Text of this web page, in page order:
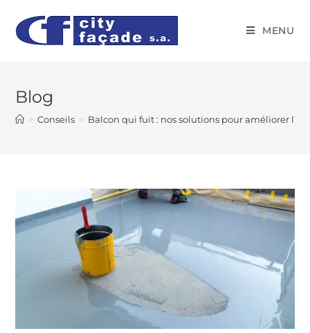
MENU
Blog
> Conseils > Balcon qui fuit : nos solutions pour améliorer